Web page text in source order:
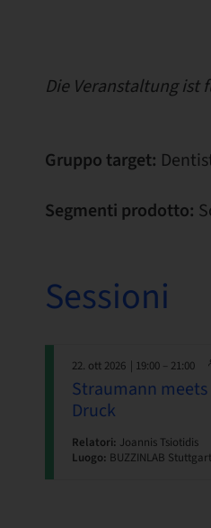
Die Veranstaltung ist
Gruppo target:
Segmenti prodotto:
Sessioni
22. ott 2026 | 19:00 – 21:00
Straumann
Druck
Relatori: Joannis Tsiotidis
Luogo: BUZZINLAB Stuttgart